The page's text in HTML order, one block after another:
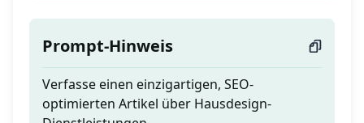
Prompt-Hinweis
Verfasse einen einzigartigen, SEO-
optimierten Artikel über Hausdesign-